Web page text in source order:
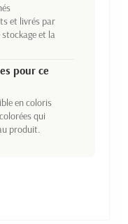
et livrés par
et la
pour ce
en coloris
qui
produit.